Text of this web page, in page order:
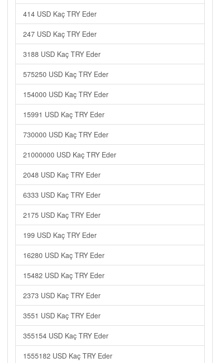
414 USD Kaç TRY Eder
247 USD Kaç TRY Eder
3188 USD Kaç TRY Eder
575250 USD Kaç TRY Eder
154000 USD Kaç TRY Eder
15991 USD Kaç TRY Eder
730000 USD Kaç TRY Eder
21000000 USD Kaç TRY Eder
2048 USD Kaç TRY Eder
6333 USD Kaç TRY Eder
2175 USD Kaç TRY Eder
199 USD Kaç TRY Eder
16280 USD Kaç TRY Eder
15482 USD Kaç TRY Eder
2373 USD Kaç TRY Eder
3551 USD Kaç TRY Eder
355154 USD Kaç TRY Eder
1555182 USD Kaç TRY Eder